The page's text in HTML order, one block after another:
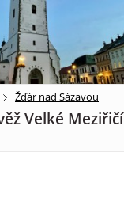
Žďár nad Sázavou
Velké Meziřičí